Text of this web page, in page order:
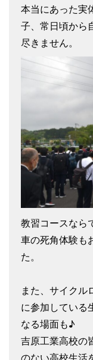
本当にあった実
子、常日頃から
尽きません。
教習コースなら
車の死角体験も
た。
また、サイクル
に参加している
なる場面も♪
吉原工業高校の